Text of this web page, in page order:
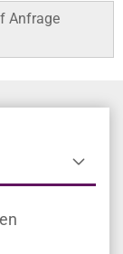
Anfrage